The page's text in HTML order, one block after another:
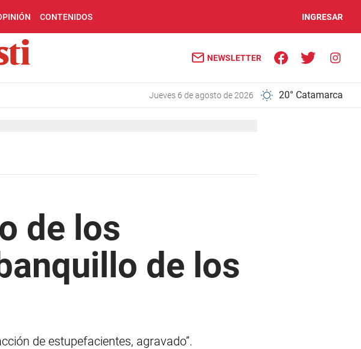
CONTENIDOS INGRESAR
NEWSLETTER
jueves 6 de agosto de 2026 20° Catamarca
de los
de los
de estupefacientes, agravado”.